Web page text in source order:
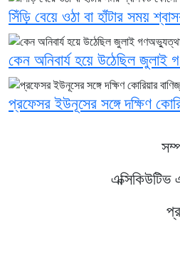
সিঁড়ি বেয়ে ওঠা বা হাঁটার সময়
কেন অনিবার্য হয়ে উঠেছিল
প্রফেসর ইউনূসের সঙ্গে দক্ষিণ